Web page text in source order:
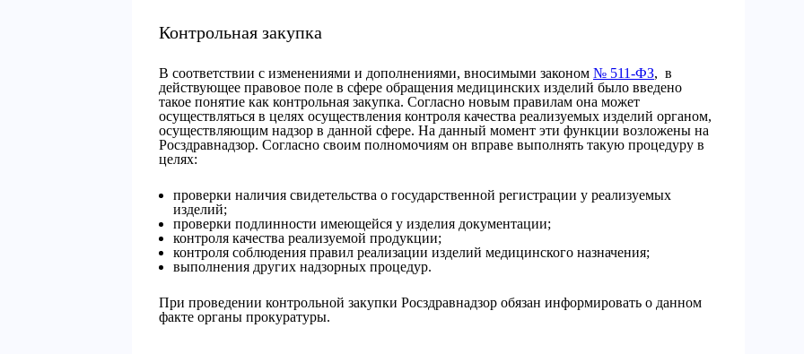
Контрольная закупка
В соответствии с изменениями и дополнениями, вносимыми законом № 511-ФЗ, в
действующее правовое поле в сфере обращения медицинских изделий было введено
такое понятие как контрольная закупка. Согласно новым правилам она может
осуществляться в целях осуществления контроля качества реализуемых изделий органом,
осуществляющим надзор в данной сфере. На данный момент эти функции возложены на
Росздравнадзор. Согласно своим полномочиям он вправе выполнять такую процедуру в
целях:
проверки наличия свидетельства о государственной регистрации у реализуемых
изделий;
проверки подлинности имеющейся у изделия документации;
контроля качества реализуемой продукции;
контроля соблюдения правил реализации изделий медицинского назначения;
выполнения других надзорных процедур.
При проведении контрольной закупки Росздравнадзор обязан информировать о данном
факте органы прокуратуры.